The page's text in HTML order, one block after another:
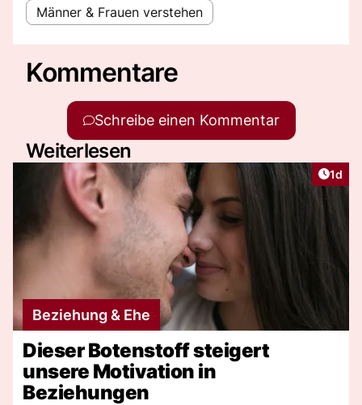
Männer & Frauen verstehen
Kommentare
Schreibe einen Kommentar
Weiterlesen
1d
Beziehung & Ehe
Dieser Botenstoff steigert
unsere Motivation in
Beziehungen